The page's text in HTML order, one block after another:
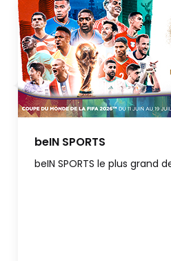
beIN SPORTS
beIN SPORTS le plus grand